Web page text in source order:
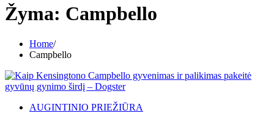
Žyma: Campbello
Home
Campbello
AUGINTINIO PRIEŽIŪRA